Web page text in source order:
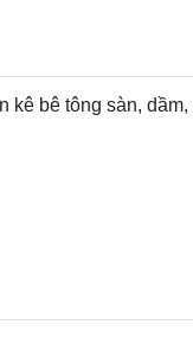
kê bê tông sàn,